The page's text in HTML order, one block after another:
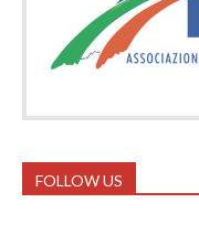
FOLLOW US